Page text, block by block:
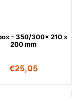
– 350/300x 210 x
200 mm
€25,05